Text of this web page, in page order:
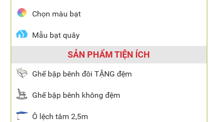
Chọn màu bạt
Mẫu bạt quây
SẢN PHẨM TIỆN ÍCH
Ghế bập bênh đôi TẶNG đệm
Ghế bập bênh không đệm
Ô lệch tâm 2,5m